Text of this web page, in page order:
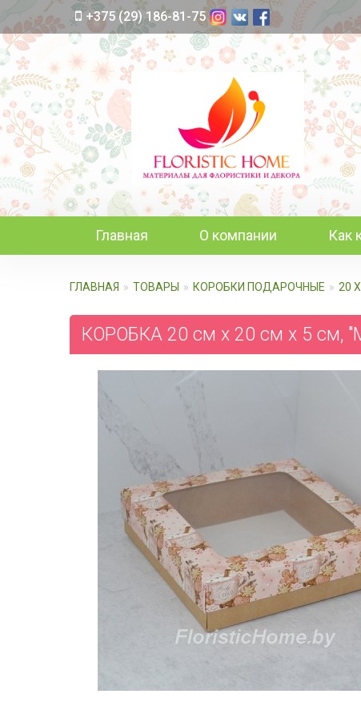
+375 (29) 186-81-75
Главная О компании Как
ГЛАВНАЯ ТОВАРЫ КОРОБКИ ПОДАРОЧНЫЕ 20
КОРОБКА 20 см х 20 см х 5 см,